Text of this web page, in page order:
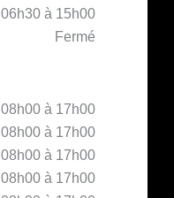
06h30 à 15h00
Fermé
08h00 à 17h00
08h00 à 17h00
08h00 à 17h00
08h00 à 17h00